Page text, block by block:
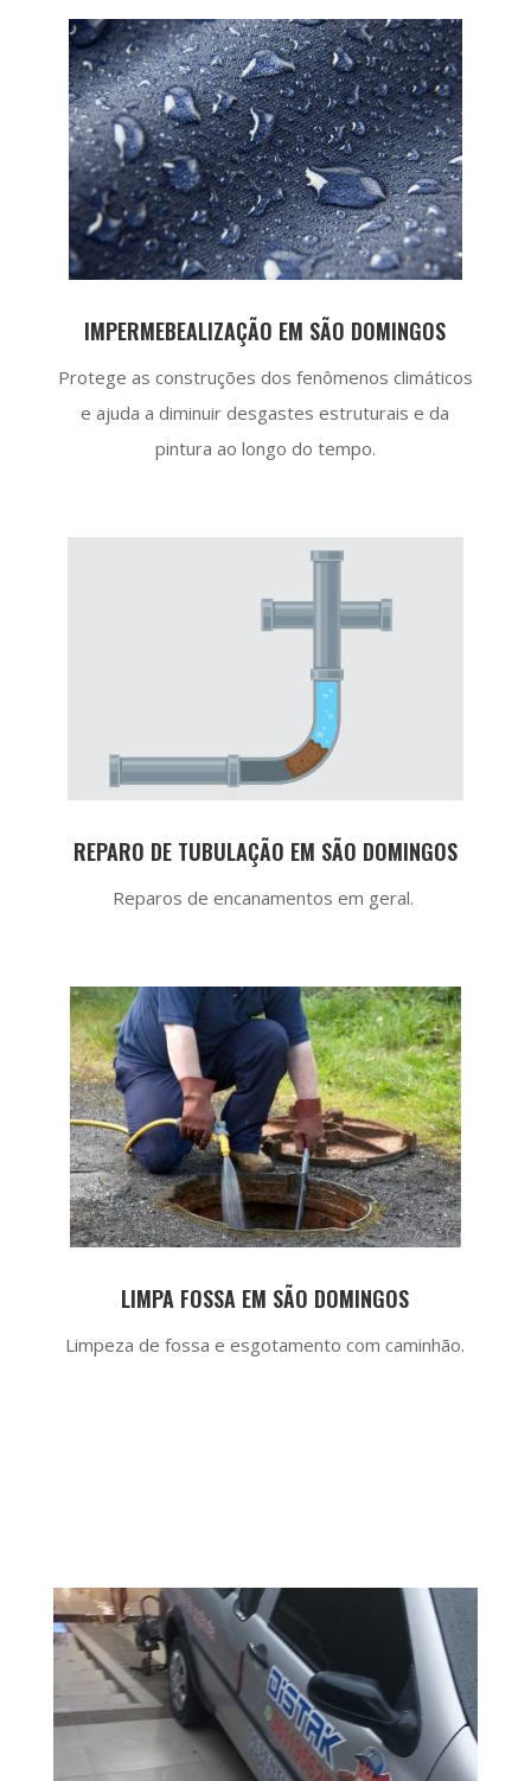
IMPERMEBEALIZAÇÃO EM SÃO DOMINGOS
Protege as construções dos fenômenos climáticos
e ajuda a diminuir desgastes estruturais e da
pintura ao longo do tempo.
REPARO DE TUBULAÇÃO EM SÃO DOMINGOS
Reparos de encanamentos em geral.
LIMPA FOSSA EM SÃO DOMINGOS
Limpeza de fossa e esgotamento com caminhão.